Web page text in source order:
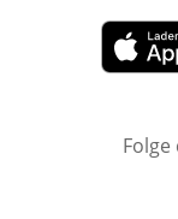
Öffnet